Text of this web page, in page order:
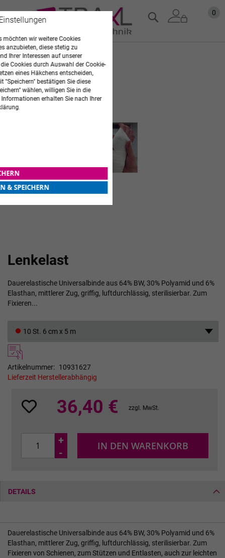
Zum
Inhalt
0
Suche
Lenkelast
Dauerelastische Universalbinde aus 64% BW, 30% Polyamid und 6%
Elasthan, mittlerer Zug, griffig, luftdurchlässig, sterilisierbar. Zum
Fixieren...
10 St. 6 cm x 5 m
Artikelnummer
10931627
Lieferzeit Herstellerabhängig
36,40 € zzgl. MwSt.
+
-
IN DEN WARENKORB
Zum
Ende
der
Bildgalerie
springen
Anfang
der
springen
DETAILS
Dauerelastische Universalbinde aus 64% BW, 30% Polyamid und 6%
Elasthan, mittlerer Zug, griffig, luftdurchlässig, sterilisierbar. Zum
Fixieren von Schienen, zum Stützen und Entlasten, auch zur leichten
möchten wir weitere Cookies
anzubieten, diese stetig zu
Ihrer Interessen auf unserer
Cookies durch Auswahl der Cookie-
eines Häkchens entscheiden,
"Speichern" bestätigen Sie diese
wählen, willigen Sie in die
erhalten Sie nach Ihrer
& SPEICHERN